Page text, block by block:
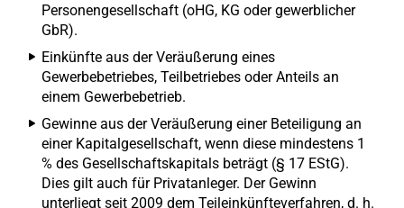
Personengesellschaft (oHG, KG oder gewerblicher
GbR).
Einkünfte aus der Veräußerung eines
Gewerbebetriebes, Teilbetriebes oder Anteils an
einem Gewerbebetrieb.
Gewinne aus der Veräußerung einer Beteiligung an
einer Kapitalgesellschaft, wenn diese mindestens 1
% des Gesellschaftskapitals beträgt (§ 17 EStG).
Dies gilt auch für Privatanleger. Der Gewinn
unterliegt seit 2009 dem Teileinkünfteverfahren, d. h.